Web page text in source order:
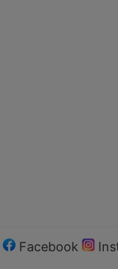
Facebook